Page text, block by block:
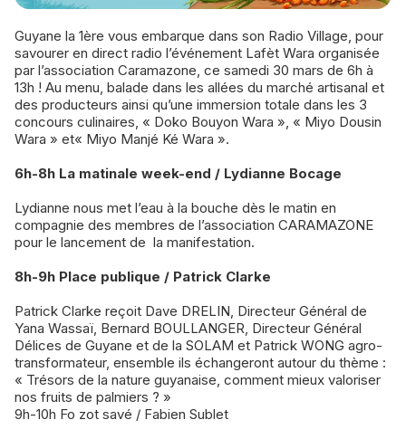
Guyane la 1ère vous embarque dans son Radio Village, pour
savourer en direct radio l’événement Lafèt Wara organisée
par l’association Caramazone, ce samedi 30 mars de 6h à
13h ! Au menu, balade dans les allées du marché artisanal et
des producteurs ainsi qu’une immersion totale dans les 3
concours culinaires, « Doko Bouyon Wara », « Miyo Dousin
Wara » et« Miyo Manjé Ké Wara ».
6h-8h La matinale week-end / Lydianne Bocage
Lydianne nous met l’eau à la bouche dès le matin en
compagnie des membres de l’association CARAMAZONE
pour le lancement de la manifestation.
8h-9h Place publique / Patrick Clarke
Patrick Clarke reçoit Dave DRELIN, Directeur Général de
Yana Wassaï, Bernard BOULLANGER, Directeur Général
Délices de Guyane et de la SOLAM et Patrick WONG agro-
transformateur, ensemble ils échangeront autour du thème :
« Trésors de la nature guyanaise, comment mieux valoriser
nos fruits de palmiers ? »
9h-10h Fo zot savé / Fabien Sublet